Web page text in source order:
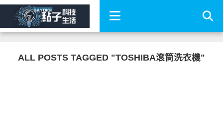
ALL POSTS TAGGED "TOSHIBA滾筒洗衣機"